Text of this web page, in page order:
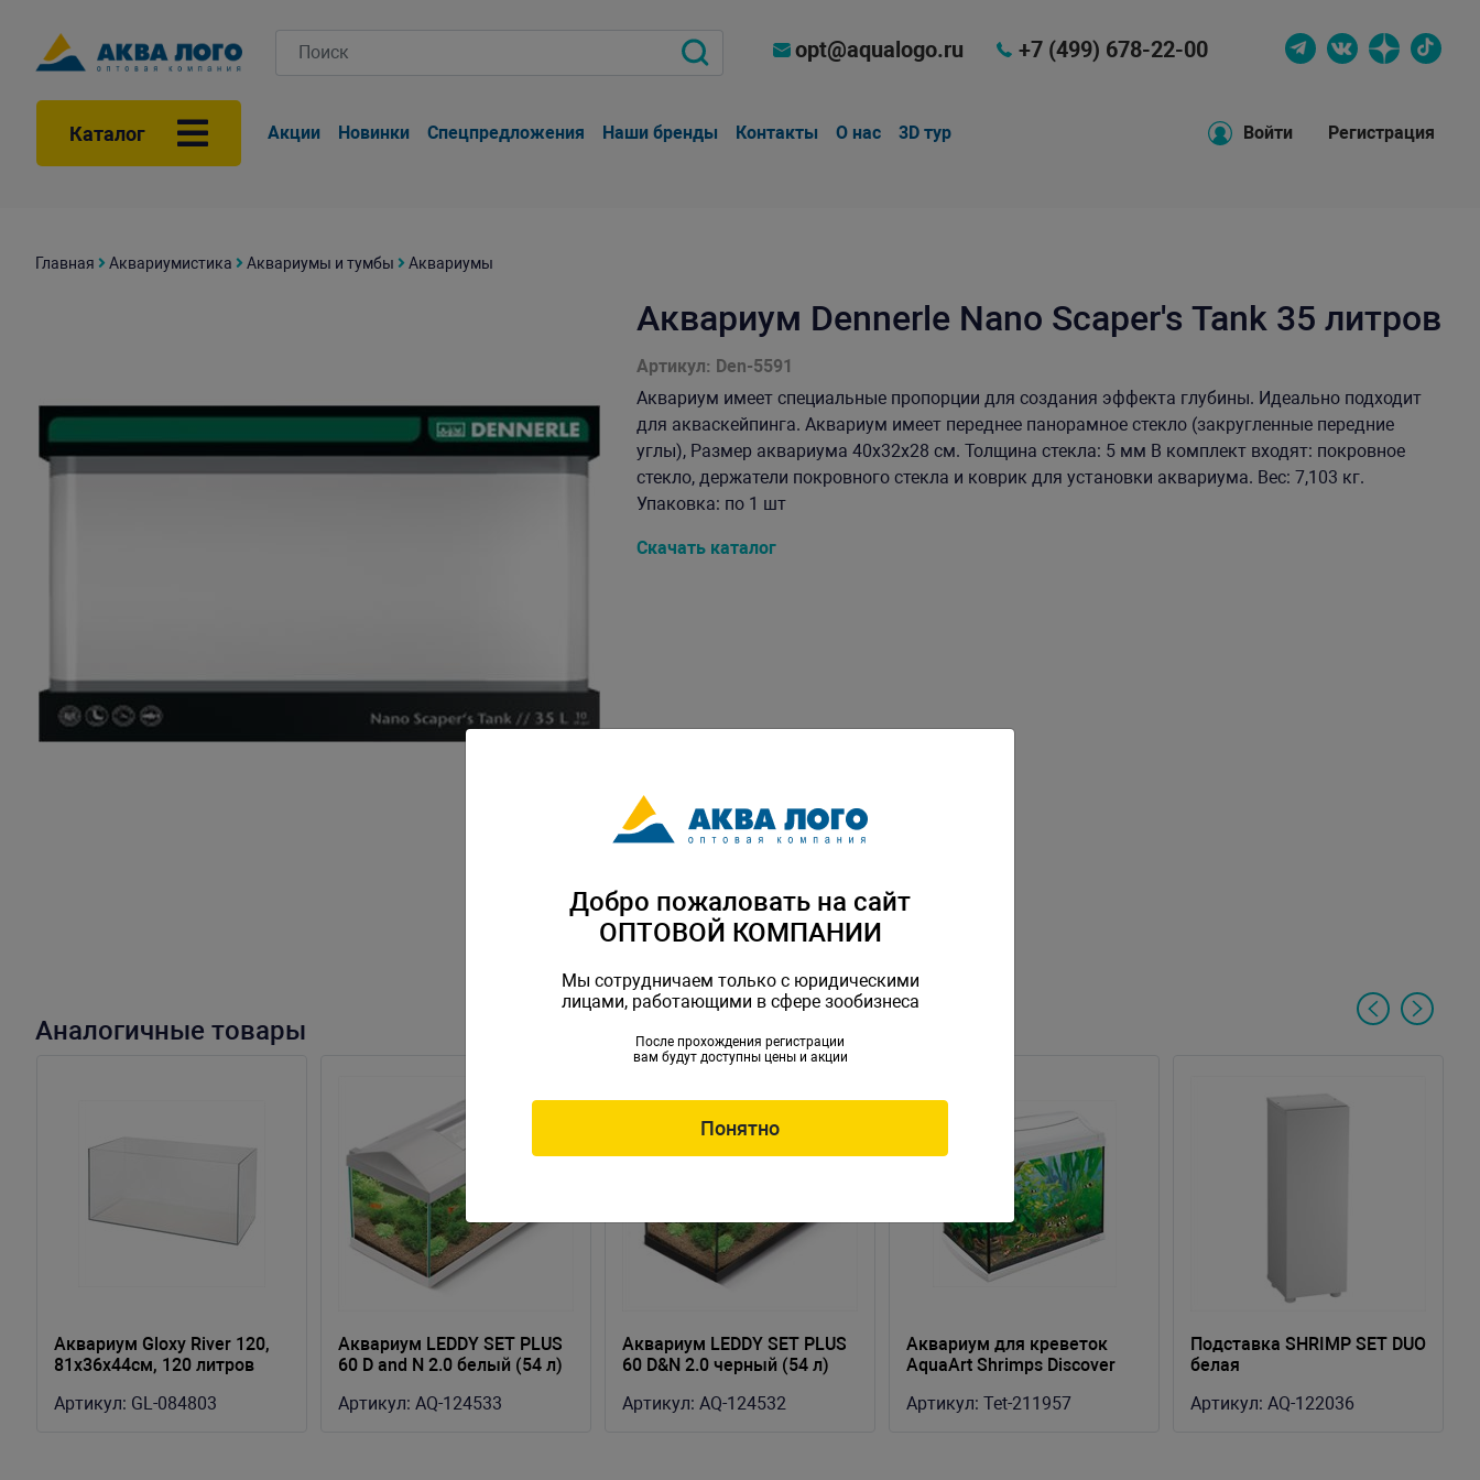
opt@aqualogo.ru +7 (499) 678-22-00
Каталог Акции Новинки Спецпредложения Наши бренды Контакты О нас 3D тур Войти Регистрация
Главная Аквариумистика Аквариумы и тумбы Аквариумы
Аквариум Dennerle Nano Scaper's Tank 35 литров
Артикул: Den-5591
Аквариум имеет специальные пропорции для создания эффекта глубины. Идеально подходит
для акваскейпинга. Аквариум имеет переднее панорамное стекло (закругленные передние
углы), Размер аквариума 40х32х28 см. Толщина стекла: 5 мм В комплект входят: покровное
стекло, держатели покровного стекла и коврик для установки аквариума. Вес: 7,103 кг.
Упаковка: по 1 шт
Скачать каталог
Аналогичные товары
Аквариум Gloxy River 120,
81х36х44см, 120 литров
Артикул: GL-084803
Аквариум LEDDY SET PLUS
60 D and N 2.0 белый (54 л)
Артикул: AQ-124533
Аквариум LEDDY SET PLUS
60 D&N 2.0 черный (54 л)
Артикул: AQ-124532
Аквариум для креветок
AquaArt Shrimps Discover
38,5х28х34см
Артикул: Tet-211957
Подставка SHRIMP SET DUO
белая
Артикул: AQ-122036
Добро пожаловать на сайт
ОПТОВОЙ КОМПАНИИ
Мы сотрудничаем только с юридическими
лицами, работающими в сфере зообизнеса
После прохождения регистрации
вам будут доступны цены и акции
Понятно